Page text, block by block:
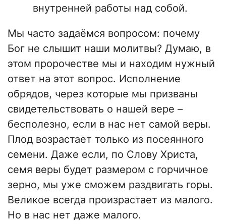
внутренней работы над собой.
Мы часто задаёмся вопросом: почему
Бог не слышит наши молитвы? Думаю, в
этом пророчестве мы и находим нужный
ответ на этот вопрос. Исполнение
обрядов, через которые мы призваны
свидетельствовать о нашей вере –
бесполезно, если в нас нет самой веры.
Плод возрастает только из посеянного
семени. Даже если, по Слову Христа,
семя веры будет размером с горчичное
зерно, мы уже сможем раздвигать горы.
Великое всегда произрастает из малого.
Но в нас нет даже малого.